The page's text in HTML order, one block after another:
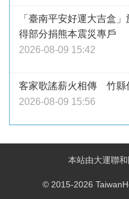
「臺南平安好運大吉盒
得部分捐熊本震災專戶
2026-08-09 15:42
客家歌謠薪火相傳 竹縣
2026-08-09 15:56
本站由大運聯
© 2015-2026